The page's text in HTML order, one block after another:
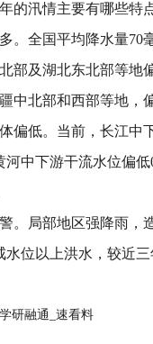
的汛情主要有哪些特
。全国平均降水量70
部及湖北东北部等地
中北部和西部等地，
偏低。当前，长江中
中下游干流水位偏
。局部地区强降雨，
位以上洪水，较近三
研融通_速看料